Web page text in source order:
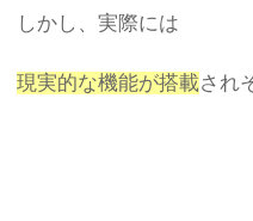
しかし、実際には
現実的な機能が搭載され